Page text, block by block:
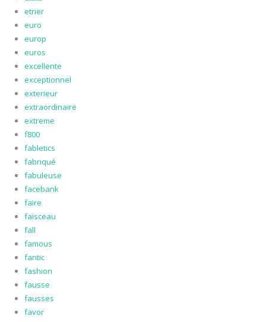
etrier
euro
europ
euros
excellente
exceptionnel
exterieur
extraordinaire
extreme
f800
fabletics
fabriqué
fabuleuse
facebank
faire
faisceau
fall
famous
fantic
fashion
fausse
fausses
favor